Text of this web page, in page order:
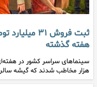
ثبت فروش ۳۱
هفته گذشته
هزار مخاطب شدند که گیشه سالن‌ها